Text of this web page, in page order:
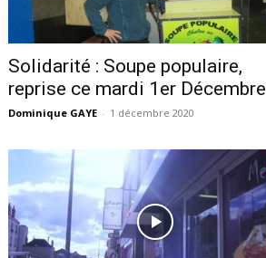
Solidarité : Soupe populaire,
reprise ce mardi 1er Décembre
Dominique GAYE - 1 décembre 2020